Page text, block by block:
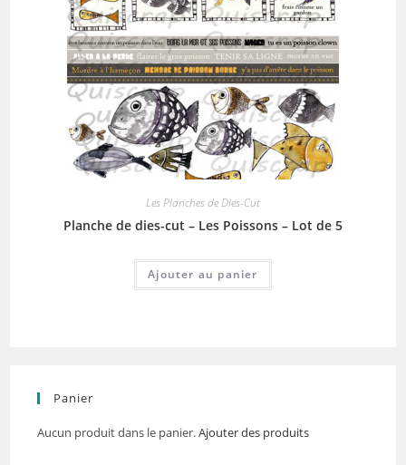
Les Planches de Dies-Cut
Planche de dies-cut – Les Poissons – Lot de 5
Ajouter au panier
Panier
Aucun produit dans le panier.Ajouter des produits